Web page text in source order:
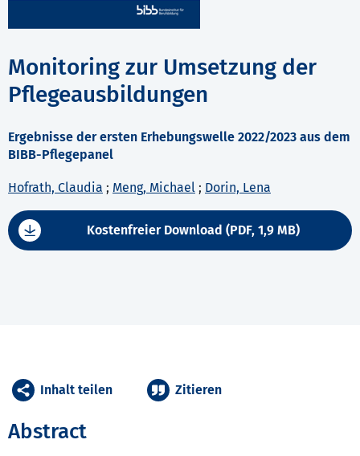
Monitoring zur Umsetzung der
Pflegeausbildungen
Ergebnisse der ersten Erhebungswelle 2022/2023 aus dem
BIBB-Pflegepanel
Hofrath, Claudia ; Meng, Michael ; Dorin, Lena
Kostenfreier Download (PDF, 1,9 MB)
Abstract
Inhalt teilen Zitieren